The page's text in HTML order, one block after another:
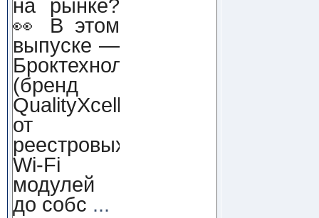
на рынке?
👀 В этом
выпуске —
Броктехнолоджи
(бренд
QualityXcellence):
от
реестровых
Wi-Fi
модулей
до собс ...